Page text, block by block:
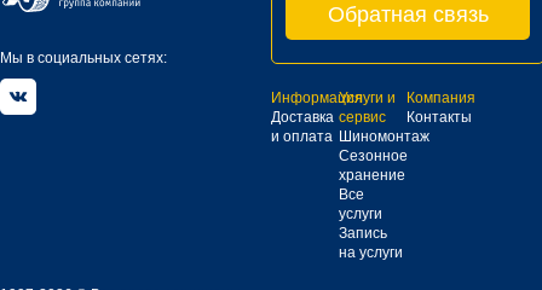
Мы в социальных сетях:
Обратная связь
Информация
Доставка
и оплата
Услуги и
сервис
Шиномонтаж
Сезонное
хранение
Все
услуги
Запись
на услуги
Компания
Контакты